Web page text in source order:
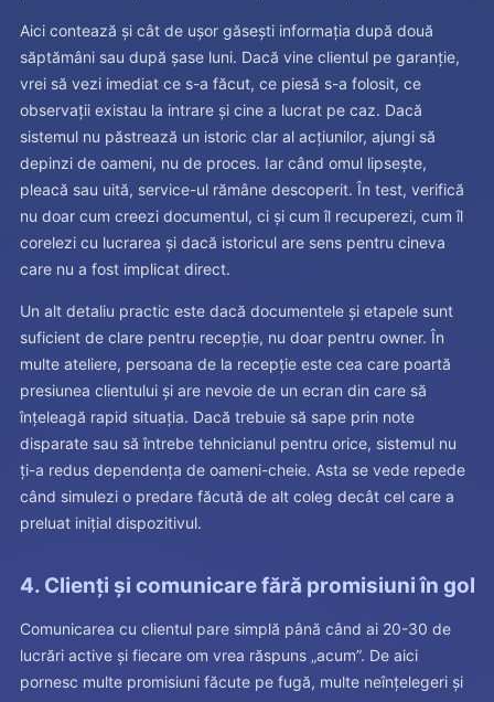
Aici contează și cât de ușor găsești informația după două
săptămâni sau după șase luni. Dacă vine clientul pe garanție,
vrei să vezi imediat ce s-a făcut, ce piesă s-a folosit, ce
observații existau la intrare și cine a lucrat pe caz. Dacă
sistemul nu păstrează un istoric clar al acțiunilor, ajungi să
depinzi de oameni, nu de proces. Iar când omul lipsește,
pleacă sau uită, service-ul rămâne descoperit. În test, verifică
nu doar cum creezi documentul, ci și cum îl recuperezi, cum îl
corelezi cu lucrarea și dacă istoricul are sens pentru cineva
care nu a fost implicat direct.
Un alt detaliu practic este dacă documentele și etapele sunt
suficient de clare pentru recepție, nu doar pentru owner. În
multe ateliere, persoana de la recepție este cea care poartă
presiunea clientului și are nevoie de un ecran din care să
înțeleagă rapid situația. Dacă trebuie să sape prin note
disparate sau să întrebe tehnicianul pentru orice, sistemul nu
ți-a redus dependența de oameni-cheie. Asta se vede repede
când simulezi o predare făcută de alt coleg decât cel care a
preluat inițial dispozitivul.
4. Clienți și comunicare fără promisiuni în gol
Comunicarea cu clientul pare simplă până când ai 20-30 de
lucrări active și fiecare om vrea răspuns „acum”. De aici
pornesc multe promisiuni făcute pe fugă, multe neînțelegeri și